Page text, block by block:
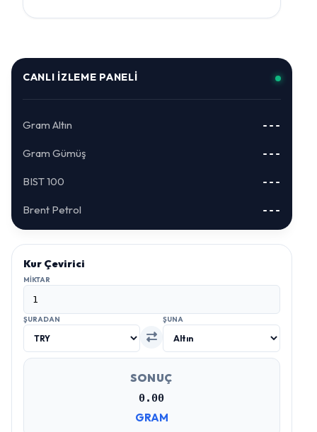
CANLI İZLEME PANELI
Gram Altın ---
Gram Gümüş ---
BIST 100 ---
Brent Petrol ---
Kur Çevirici
MIKTAR
ŞURADAN ŞUNA
SONUÇ
0.00
GRAM